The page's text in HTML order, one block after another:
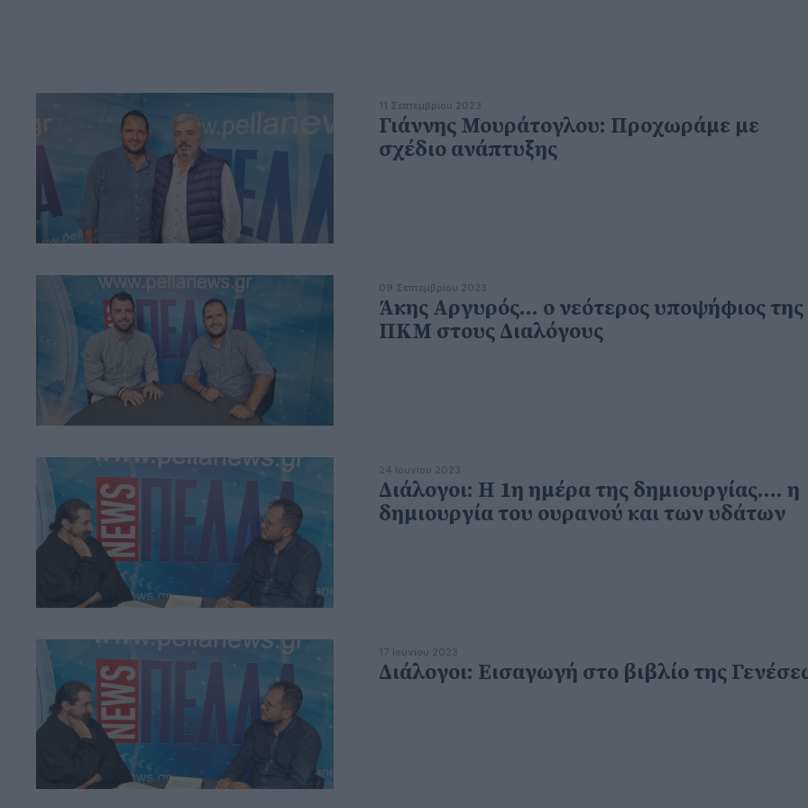
11 Σεπτεμβρίου 2023
Γιάννης Μουράτογλου: Προχωράμε με
σχέδιο ανάπτυξης
09 Σεπτεμβρίου 2023
Άκης Αργυρός... ο νεότερος υποψήφιος της
ΠΚΜ στους Διαλόγους
24 Ιουνίου 2023
Διάλογοι: Η 1η ημέρα της δημιουργίας.... η
δημιουργία του ουρανού και των υδάτων
17 Ιουνίου 2023
Διάλογοι: Εισαγωγή στο βιβλίο της